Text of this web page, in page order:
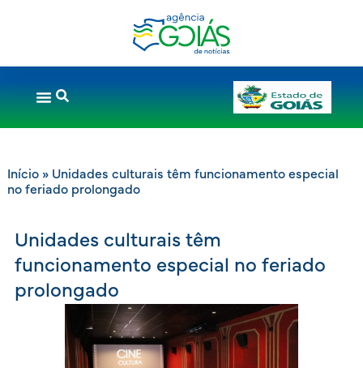
Início» Unidades culturais têm funcionamento especial
no feriado prolongado
Unidades culturais têm
funcionamento especial no feriado
prolongado